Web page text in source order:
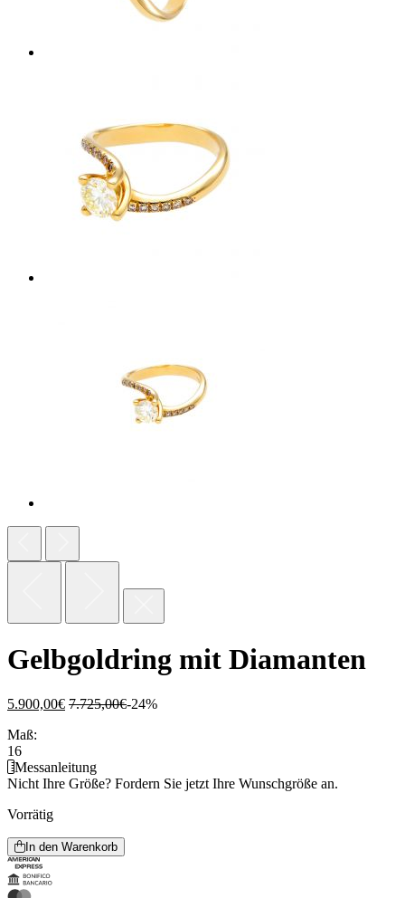
Gelbgoldring mit Diamanten
5.900,00€ 7.725,00€-24%
Maß:
16
Messanleitung
Nicht Ihre Größe? Fordern Sie jetzt Ihre Wunschgröße an.
Vorrätig
In den Warenkorb